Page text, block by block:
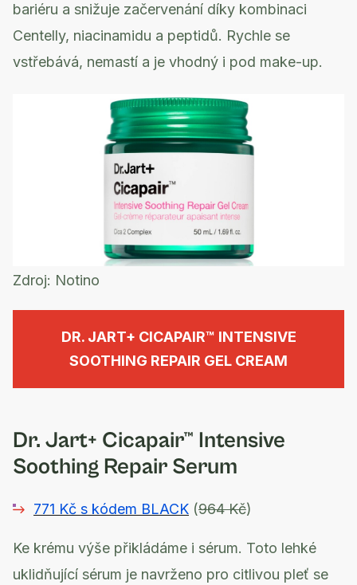
bariéru a snižuje začervenání díky kombinaci
Centelly, niacinamidu a peptidů. Rychle se
vstřebává, nemastí a je vhodný i pod make-up.
Zdroj: Notino
DR. JART+ CICAPAIR™ INTENSIVE
SOOTHING REPAIR GEL CREAM
Dr. Jart+ Cicapair™ Intensive
Soothing Repair Serum
771 Kč s kódem BLACK (964 Kč)
Ke krému výše přikládáme i sérum. Toto lehké
uklidňující sérum je navrženo pro citlivou pleť se